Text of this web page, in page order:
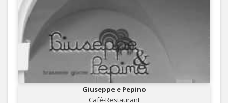
Giuseppe e Pepino
Café-Restaurant